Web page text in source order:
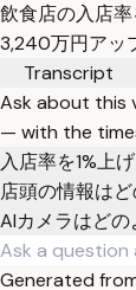
飲食店の入店
3,240万円アッ
Transcript
Ask about this
— with the
入店率を1%上
店頭の情報は
AIカメラはど
Generated